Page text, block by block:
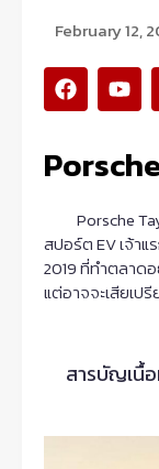
February 12,
F
a
c
b
o
o
Y
o
u
u
b
e
Porsche
สปอร์ต EV เจ้าแ
2019 ที่ทำตลาด
แต่อาจจะเสียเป
สารบัญเนื้